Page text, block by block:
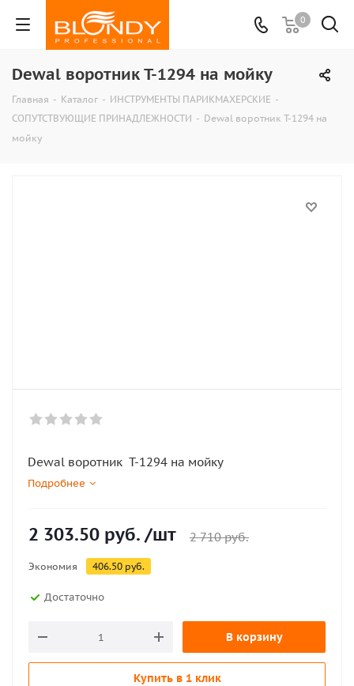
0
Dewal воротник Т-1294 на мойку
Главная - Каталог - ИНСТРУМЕНТЫ ПАРИКМАХЕРСКИЕ -
СОПУТСТВУЮЩИЕ ПРИНАДЛЕЖНОСТИ - Dewal воротник Т-1294 на
мойку
Dewal воротник Т-1294 на мойку
Подробнее
2 303.50 руб. /шт 2 710руб.
Экономия 406.50 руб.
Достаточно
В корзину
Купить в 1 клик